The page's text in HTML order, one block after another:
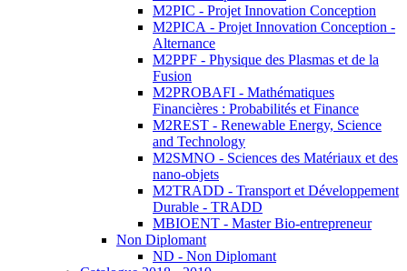
M2PIC - Projet Innovation Conception
M2PICA - Projet Innovation Conception -
Alternance
M2PPF - Physique des Plasmas et de la
Fusion
M2PROBAFI - Mathématiques
Financières : Probabilités et Finance
M2REST - Renewable Energy, Science
and Technology
M2SMNO - Sciences des Matériaux et des
nano-objets
M2TRADD - Transport et Développement
Durable - TRADD
MBIOENT - Master Bio-entrepreneur
Non Diplomant
ND - Non Diplomant